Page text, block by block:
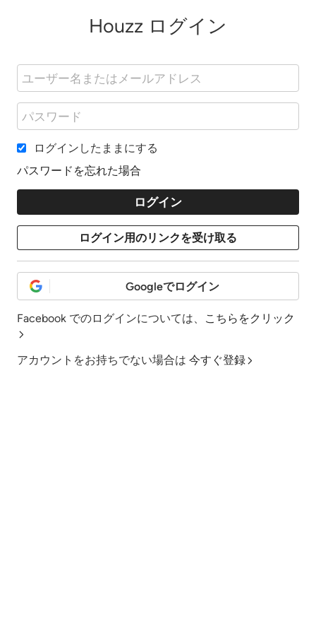
Houzz ログイン
ログインしたままにする
パスワードを忘れた場合
Googleでログイン
Facebook でのログインについては、 こちらをクリック
アカウントをお持ちでない場合は 今すぐ登録